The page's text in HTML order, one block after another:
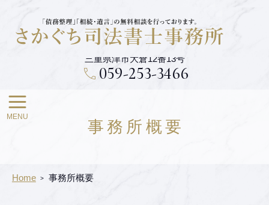
さかぐち司法書士事務所
三重県津市大倉12番13号
059-253-3466
Home 事務所概要
事務所概要